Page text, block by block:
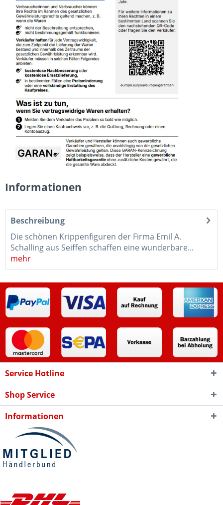
Informationen
Beschreibung
Die schönen Krippenfiguren der Firma Emil A.
Schalling aus Seiffen schaffen eine wunderbare...
mehr
Service Hotline
Shop Service
Informationen